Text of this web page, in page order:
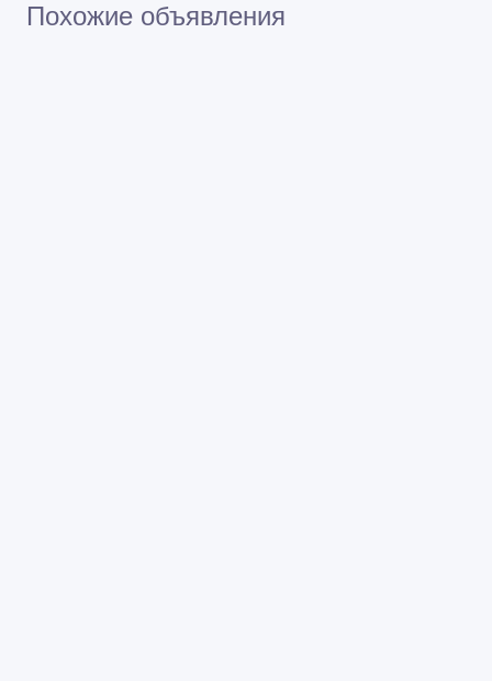
Похожие объявления